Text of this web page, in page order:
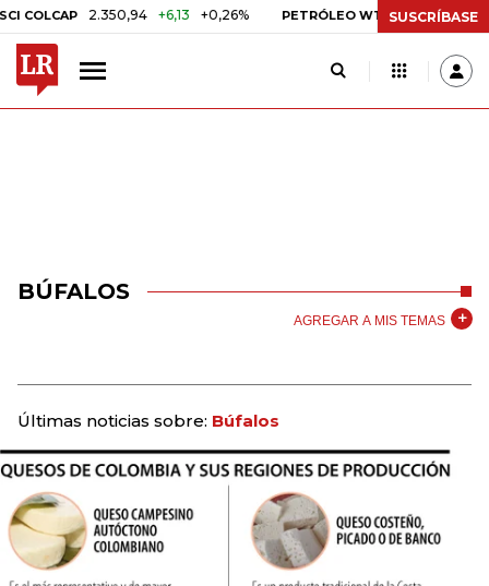
2.350,94 +6,13 +0,26% PETRÓLEO WTI US$ 78,01 US$
SUSCRÍBASE
BÚFALOS
AGREGAR A MIS TEMAS
Últimas noticias sobre: Búfalos